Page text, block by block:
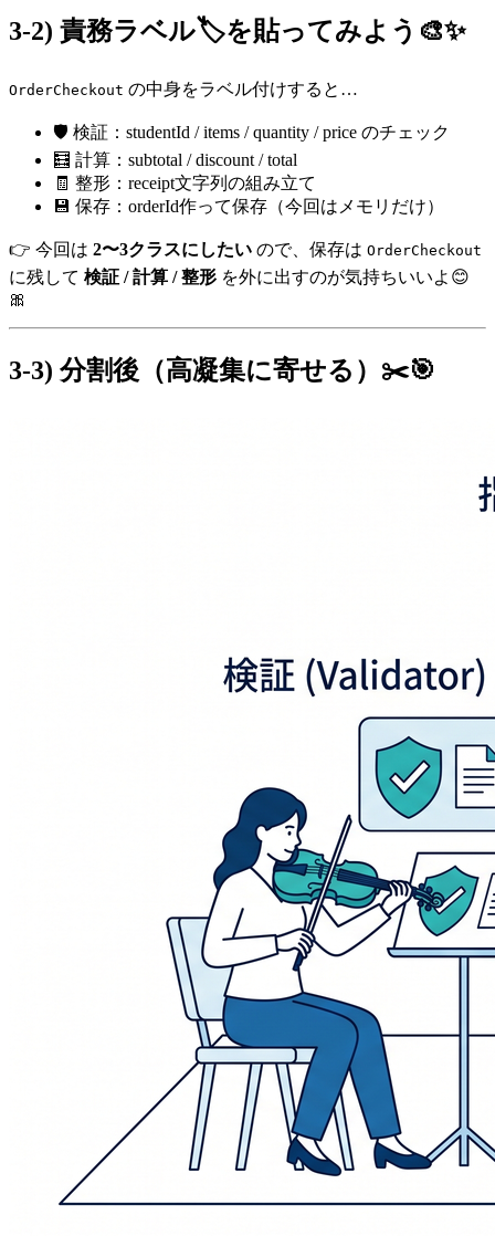
3-2) 責務ラベル🏷️を貼ってみよう🎨✨
OrderCheckout の中身をラベル付けすると…
🛡️ 検証：studentId / items / quantity / price のチェック
🧮 計算：subtotal / discount / total
🧾 整形：receipt文字列の組み立て
💾 保存：orderId作って保存（今回はメモリだけ）
👉 今回は 2〜3クラスにしたい ので、保存は OrderCheckout
に残して 検証 / 計算 / 整形 を外に出すのが気持ちいいよ😊
🎀
3-3) 分割後（高凝集に寄せる）✂️🎯